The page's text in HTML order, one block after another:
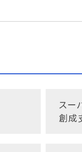
スー
創成